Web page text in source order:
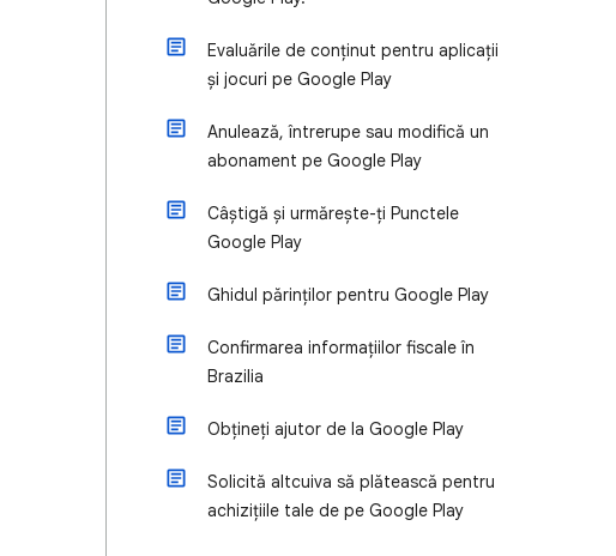
Evaluările de conținut pentru aplicații
și jocuri pe Google Play
Anulează, întrerupe sau modifică un
abonament pe Google Play
Câștigă și urmărește-ți Punctele
Google Play
Ghidul părinților pentru Google Play
Confirmarea informațiilor fiscale în
Brazilia
Obțineți ajutor de la Google Play
Solicită altcuiva să plătească pentru
achizițiile tale de pe Google Play